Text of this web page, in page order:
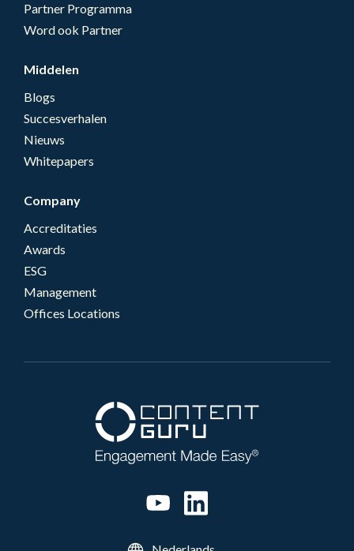
Partner Programma
Word ook Partner
Middelen
Blogs
Succesverhalen
Nieuws
Whitepapers
Company
Accreditaties
Awards
ESG
Management
Offices Locations